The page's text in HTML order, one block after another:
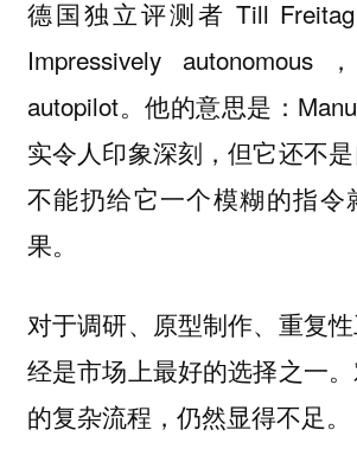
德国独立评测者 Till
Impressively
autopilot。他的意思是：
实令人印象深刻，但它还不
不能扔给它一个模糊的指令
果。
对于调研、原型制作、重复
经是市场上最好的选择之一
的复杂流程，仍然显得不足。